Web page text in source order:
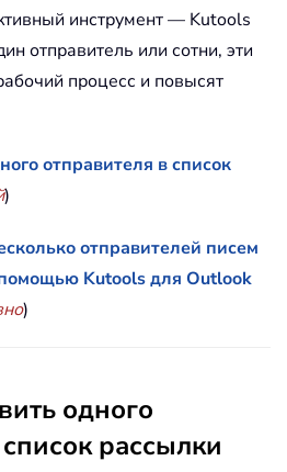
инструмент — Kutools
отправитель или сотни, эти
процесс и повысят
отправителя в список
)
отправителей писем
помощью Kutools для Outlook
)
одного
рассылки